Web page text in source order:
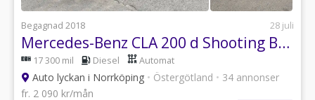
Begagnad 2018 28 juli
Mercedes-Benz CLA 200 d Shooting Brake 7G-DCT Urban Line Euro 6
17 300 mil Diesel Automat
Auto lyckan i Norrköping • Östergötland • 34 annonser
fr. 2 090 kr/mån